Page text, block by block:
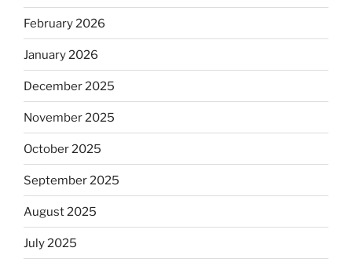
February 2026
January 2026
December 2025
November 2025
October 2025
September 2025
August 2025
July 2025